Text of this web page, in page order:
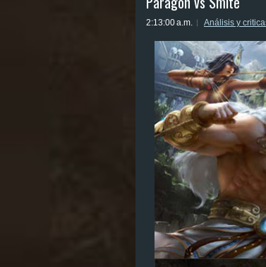
2:13:00 a.m. Análisis y